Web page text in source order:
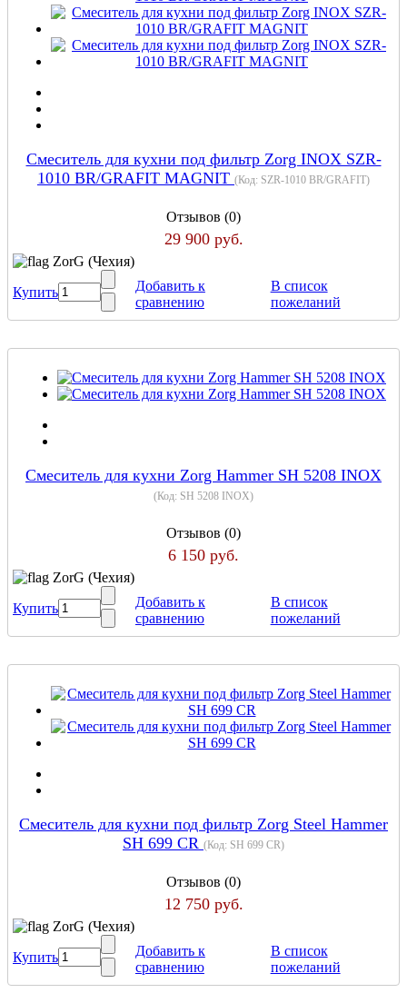
Cмеситель для кухни под фильтр Zorg INOX SZR-
1010 BR/GRAFIT MAGNIT (Код: SZR-1010 BR/GRAFIT)
Отзывов (0)
29 900 руб.
ZorG (Чехия)
Купить
Добавить к
сравнению
В список
пожеланий
Cмеситель для кухни Zorg Hammer SH 5208 INOX
(Код: SH 5208 INOX)
Отзывов (0)
6 150 руб.
ZorG (Чехия)
Купить
Добавить к
сравнению
В список
пожеланий
Cмеситель для кухни под фильтр Zorg Steel Hammer
SH 699 CR (Код: SH 699 CR)
Отзывов (0)
12 750 руб.
ZorG (Чехия)
Купить
Добавить к
сравнению
В список
пожеланий